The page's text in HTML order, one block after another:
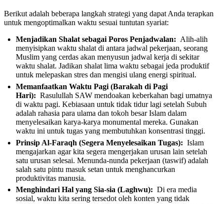
Berikut adalah beberapa langkah strategi yang dapat Anda terapkan
untuk mengoptimalkan waktu sesuai tuntutan syariat:
Menjadikan Shalat sebagai Poros Penjadwalan: Alih-alih
menyisipkan waktu shalat di antara jadwal pekerjaan, seorang
Muslim yang cerdas akan menyusun jadwal kerja di sekitar
waktu shalat. Jadikan shalat lima waktu sebagai jeda produktif
untuk melepaskan stres dan mengisi ulang energi spiritual.
Memanfaatkan Waktu Pagi (Barakah di Pagi
Hari): Rasulullah SAW mendoakan keberkahan bagi umatnya
di waktu pagi. Kebiasaan untuk tidak tidur lagi setelah Subuh
adalah rahasia para ulama dan tokoh besar Islam dalam
menyelesaikan karya-karya monumental mereka. Gunakan
waktu ini untuk tugas yang membutuhkan konsentrasi tinggi.
Prinsip Al-Faraqh (Segera Menyelesaikan Tugas): Islam
mengajarkan agar kita segera mengerjakan urusan lain setelah
satu urusan selesai. Menunda-nunda pekerjaan (taswif) adalah
salah satu pintu masuk setan untuk menghancurkan
produktivitas manusia.
Menghindari Hal yang Sia-sia (Laghwu): Di era media
sosial, waktu kita sering tersedot oleh konten yang tidak